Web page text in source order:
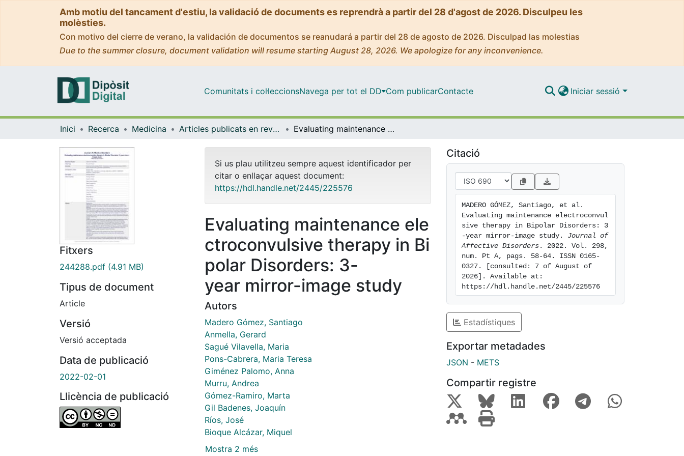
Amb motiu del tancament d'estiu, la validació de documents es reprendrà a partir del 28 d'agost de 2026. Disculpeu les
molèsties.
Con motivo del cierre de verano, la validación de documentos se reanudará a partir del 28 de agosto de 2026. Disculpad las molestias
Due to the summer closure, document validation will resume starting August 28, 2026. We apologize for any inconvenience.
Comunitats i col·leccionsNavega per tot el DD Com publicarContacte Iniciar sessió
Inici Recerca Medicina Articles publicats en revistes (Medicina) Evaluating maintenance electroconvulsive therapy in Bipolar Disorders: 3-year mirror-image study
Fitxers
244288.pdf (4.91 MB)
Tipus de document
Article
Versió
Versió acceptada
Data de publicació
2022-02-01
Llicència de publicació
Si us plau utilitzeu sempre aquest identificador per
citar o enllaçar aquest document:
https://hdl.handle.net/2445/225576
Evaluating maintenance ele
ctroconvulsive therapy in Bi
polar Disorders: 3-
year mirror-image study
Autors
Madero Gómez, Santiago
Anmella, Gerard
Sagué Vilavella, Maria
Pons-Cabrera, Maria Teresa
Giménez Palomo, Anna
Murru, Andrea
Gómez-Ramiro, Marta
Gil Badenes, Joaquín
Ríos, José
Bioque Alcázar, Miquel
Mostra 2 més
Citació
MADERO GÓMEZ, Santiago, et al.
Evaluating maintenance electroconvul
sive therapy in Bipolar Disorders: 3
-year mirror-image study. Journal of
Affective Disorders . 2022. Vol. 298,
num. Pt A, pags. 58-64. ISSN 0165-
0327. [consulted: 7 of August of
2026]. Available at:
https://hdl.handle.net/2445/225576
Estadístiques
Exportar metadades
JSON - METS
Compartir registre